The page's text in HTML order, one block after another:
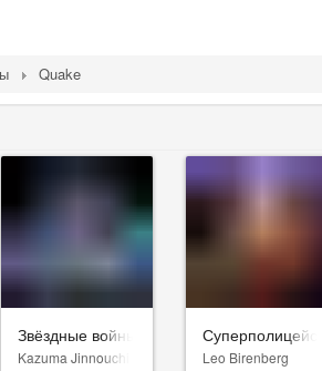
Quake
Звёздные войны: Видения. Девятый
Kazuma Jinnouchi Leo Birenberg